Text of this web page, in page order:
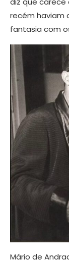
recém haviam
fantasia com
Mário de